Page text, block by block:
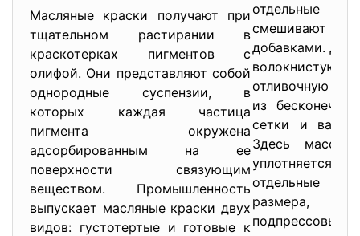
Масляные краски получают при
тщательном растирании в
краскотерках пигментов с
олифой. Они представляют собой
однородные суспензии, в
которых каждая частица
пигмента окружена
адсорбированным на ее
поверхности связующим
веществом. Промышленность
выпускает масляные краски двух
видов: густотертые и готовые к
смешивают
добавками.
волокнистую
отливочную
из
сетки и
Здесь масса
уплотняется и
отдельные
размера,